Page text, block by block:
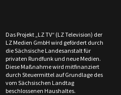
Das Projekt „LZ TV“ (LZ Television) der
LZ Medien GmbH wird gefördert durch
die Sächsische Landesanstalt für
privaten Rundfunk und neue Medien.
Diese Maßnahme wird mitfinanziert
durch Steuermittel auf Grundlage des
vom Sächsischen Landtag
beschlossenen Haushaltes.